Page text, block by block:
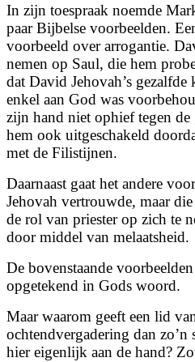
In zijn toespraak noemde
paar Bijbelse voorbeelden.
voorbeeld over arrogantie.
nemen op Saul, die hem
dat David Jehovah’s
enkel aan God was
zijn hand niet ophief tegen
hem ook uitgeschakeld
met de Filistijnen.
Daarnaast gaat het andere
Jehovah vertrouwde, maar
de rol van priester op zich te
door middel van melaatsheid.
De bovenstaande
opgetekend in Gods woord.
Maar waarom geeft een lid
ochtendvergadering dan zo’n
hier eigenlijk aan de hand?